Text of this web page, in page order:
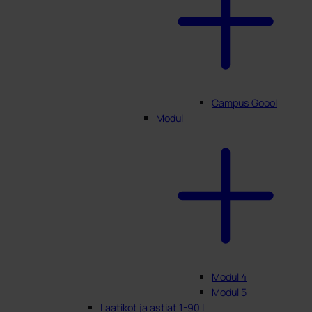
Campus Goool
Modul
Modul 4
Modul 5
Laatikot ja astiat 1-90 L